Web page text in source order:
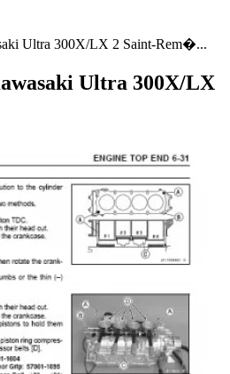
Ultra 300X/LX 2 Saint-Rem�...
Ultra 300X/LX